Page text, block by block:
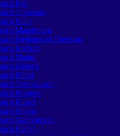
Kiel
Chemnitz
Halle
Magdeburg
Freiburg im Breisgau
Krefeld
Mainz
Lübeck
Erfurt
Oberhausen
Rostock
Kassel
Hagen
Saarbrücken
Hamm